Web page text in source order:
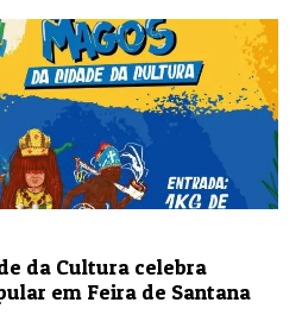
da Cultura celebra
em Feira de Santana